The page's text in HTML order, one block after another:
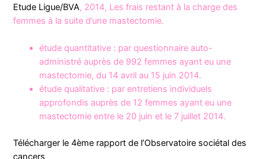
Etude Ligue/BVA, 2014, Les frais restant à la charge des
femmes à la suite d’une mastectomie.
étude quantitative : par questionnaire auto-
administré auprès de 992 femmes ayant eu une
mastectomie, du 14 avril au 15 juin 2014.
étude qualitative : par entretiens individuels
approfondis auprès de 12 femmes ayant eu une
mastectomie entre le 20 juin et le 7 juillet 2014.
Télécharger le 4ème rapport de l’Observatoire sociétal des
cancers